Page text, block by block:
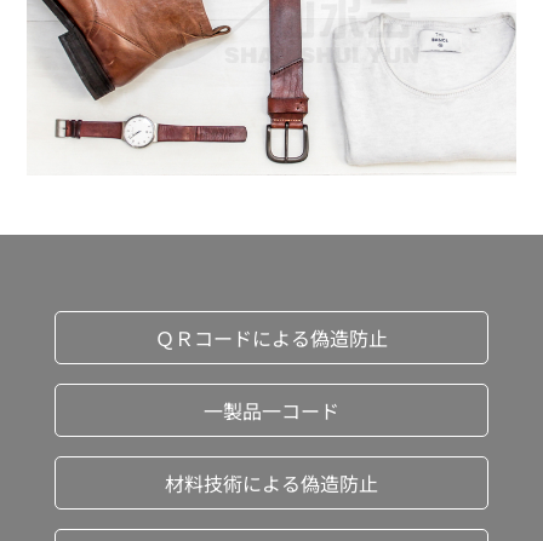
ＱＲコードによる偽造防止
一製品一コード
材料技術による偽造防止